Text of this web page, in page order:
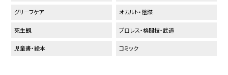
グリーフケア
死生観
児童書・絵本
オカルト・陰謀
プロレス・格闘技・武道
コミック